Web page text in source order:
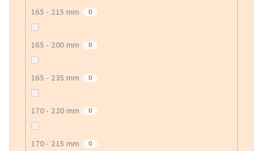
165 - 215 mm 0
165 - 200 mm 0
165 - 235 mm 0
170 - 220 mm 0
170 - 215 mm 0